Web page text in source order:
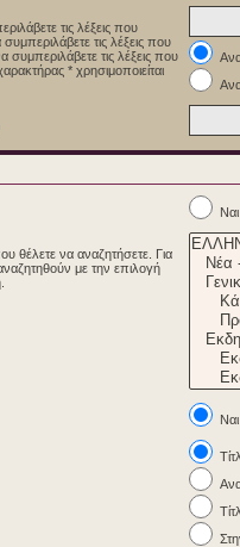
τις λέξεις που
συμπεριλάβετε τις λέξεις που
συμπεριλάβετε τις λέξεις που
* χρησιμοποιείται
Ναι
θέλετε να αναζητήσετε. Για
με την επιλογή
Ναι